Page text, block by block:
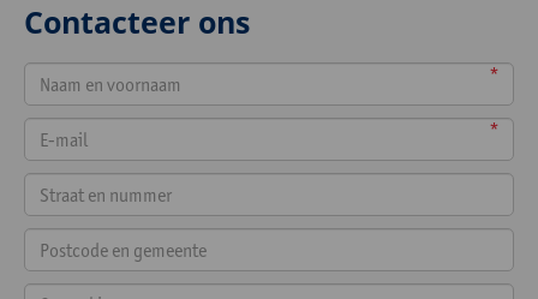
Contacteer ons
*
*